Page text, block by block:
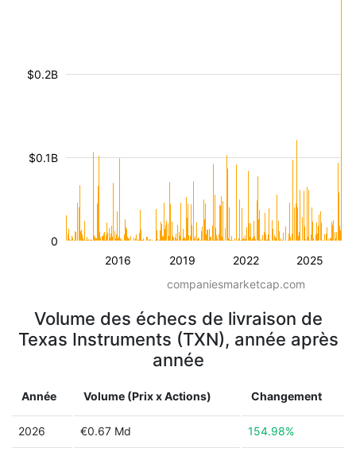
2016 2019 2022 2025
$0.1B
$0.2B
0
companiesmarketcap.com
Volume des échecs de livraison de
Texas Instruments (TXN), année après
année
Année Volume (Prix x Actions) Changement
2026 €0.67 Md 154.98%